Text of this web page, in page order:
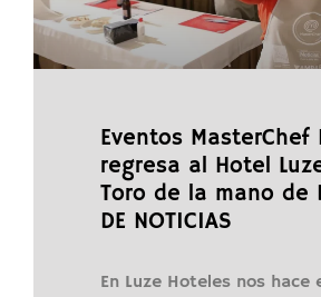
Eventos MasterChef
regresa al Hotel
Toro de la mano de
DE NOTICIAS
En Luze Hoteles nos hace